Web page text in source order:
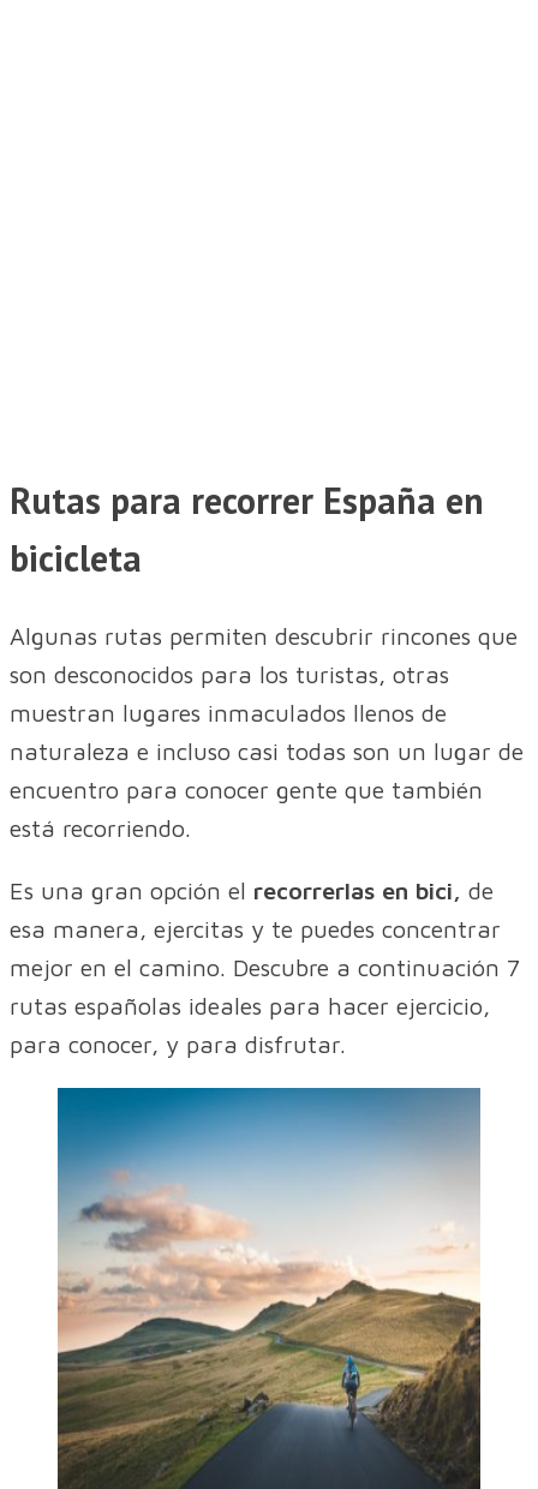
Rutas para recorrer España en
bicicleta
Algunas rutas permiten descubrir rincones que
son desconocidos para los turistas, otras
muestran lugares inmaculados llenos de
naturaleza e incluso casi todas son un lugar de
encuentro para conocer gente que también
está recorriendo.
Es una gran opción el recorrerlas en bici, de
esa manera, ejercitas y te puedes concentrar
mejor en el camino. Descubre a continuación 7
rutas españolas ideales para hacer ejercicio,
para conocer, y para disfrutar.